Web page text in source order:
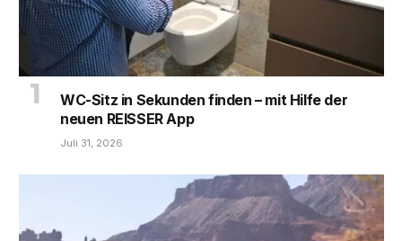
WC-Sitz in Sekunden finden – mit Hilfe der
neuen REISSER App
Juli 31, 2026